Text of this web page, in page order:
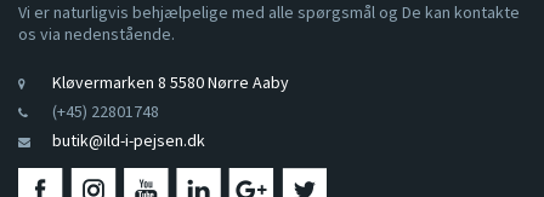
Vi er naturligvis behjælpelige med alle spørgsmål og De kan kontakte
os via nedenstående.
Kløvermarken 8 5580 Nørre Aaby
(+45) 22801748
butik@ild-i-pejsen.dk